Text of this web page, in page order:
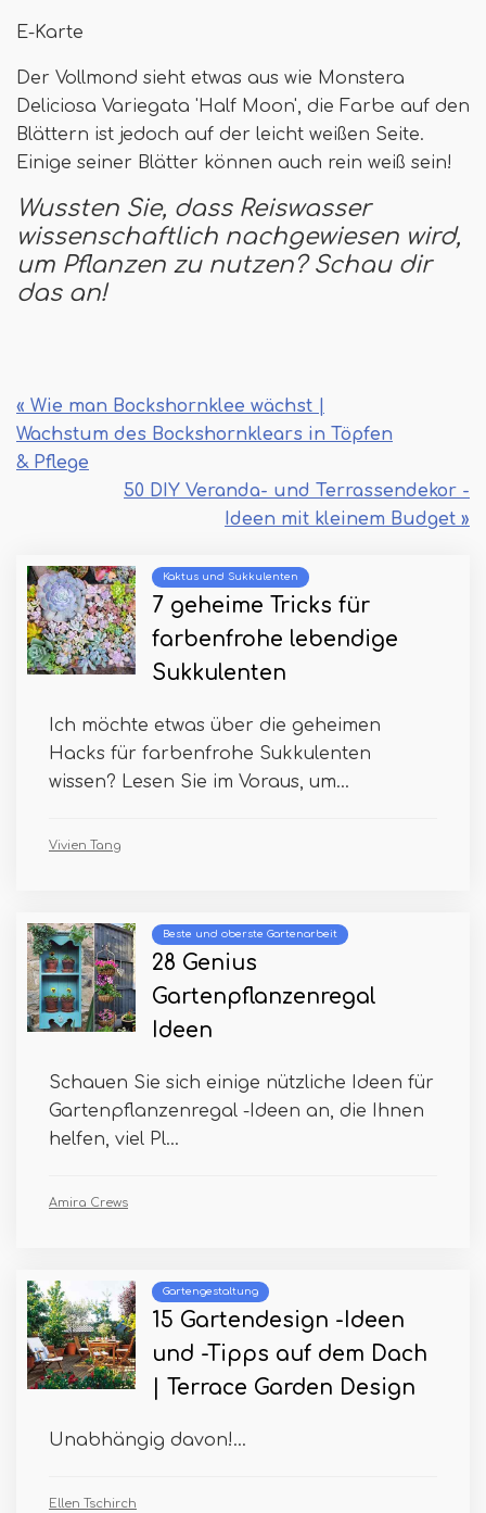
E-Karte
Der Vollmond sieht etwas aus wie Monstera
Deliciosa Variegata 'Half Moon', die Farbe auf den
Blättern ist jedoch auf der leicht weißen Seite.
Einige seiner Blätter können auch rein weiß sein!
Wussten Sie, dass Reiswasser
wissenschaftlich nachgewiesen wird,
um Pflanzen zu nutzen? Schau dir
das an!
« Wie man Bockshornklee wächst |
Wachstum des Bockshornklears in Töpfen
& Pflege
50 DIY Veranda- und Terrassendekor -
Ideen mit kleinem Budget »
Kaktus und Sukkulenten
7 geheime Tricks für
farbenfrohe lebendige
Sukkulenten
Ich möchte etwas über die geheimen
Hacks für farbenfrohe Sukkulenten
wissen? Lesen Sie im Voraus, um...
Vivien Tang
Beste und oberste Gartenarbeit
28 Genius
Gartenpflanzenregal
Ideen
Schauen Sie sich einige nützliche Ideen für
Gartenpflanzenregal -Ideen an, die Ihnen
helfen, viel Pl...
Amira Crews
Gartengestaltung
15 Gartendesign -Ideen
und -Tipps auf dem Dach
| Terrace Garden Design
Unabhängig davon!...
Ellen Tschirch